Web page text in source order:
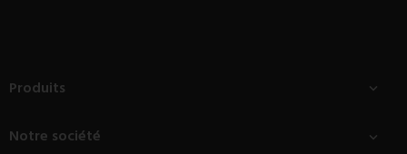
Produits 
Notre société 